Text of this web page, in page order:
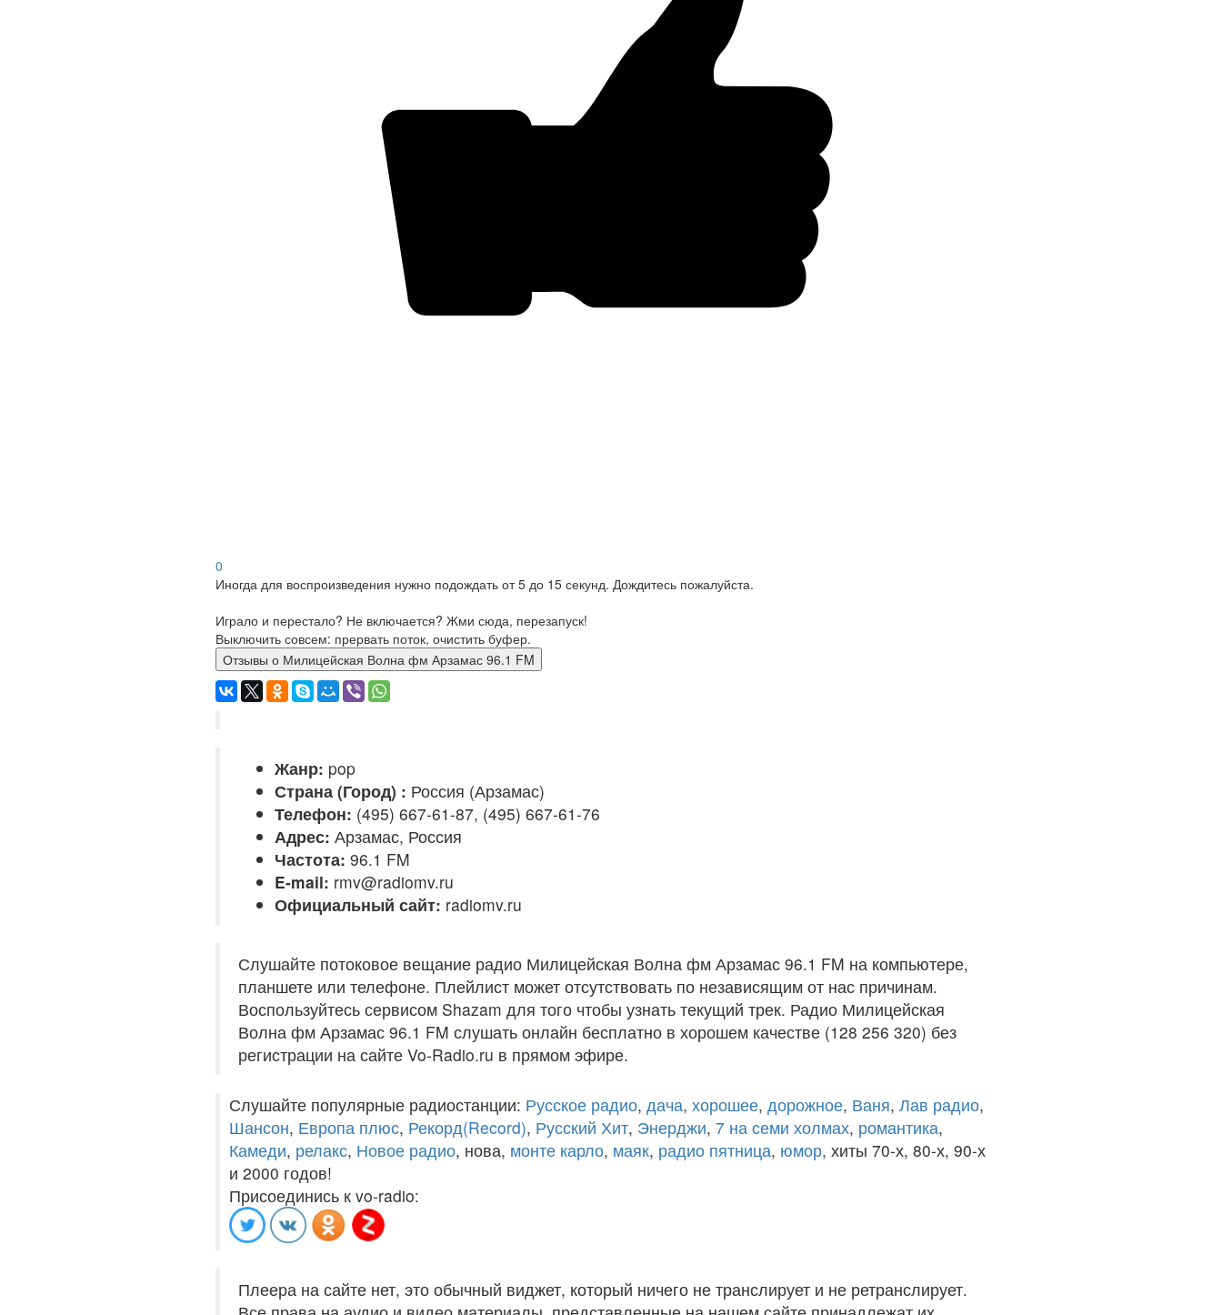
0
Иногда для воспроизведения нужно подождать от 5 до 15 секунд. Дождитесь пожалуйста.
Играло и перестало? Не включается? Жми сюда, перезапуск!
Выключить совсем: прервать поток, очистить буфер.
Отзывы о Милицейская Волна фм Арзамас 96.1 FM
Жанр: pop
Страна (Город) : Россия (Арзамас)
Телефон: (495) 667-61-87, (495) 667-61-76
Адрес: Арзамас, Россия
Частота: 96.1 FM
E-mail: rmv@radiomv.ru
Официальный сайт: radiomv.ru
Слушайте потоковое вещание радио Милицейская Волна фм Арзамас 96.1 FM на компьютере,
планшете или телефоне. Плейлист может отсутствовать по независящим от нас причинам.
Воспользуйтесь сервисом Shazam для того чтобы узнать текущий трек. Радио Милицейская
Волна фм Арзамас 96.1 FM слушать онлайн бесплатно в хорошем качестве (128 256 320) без
регистрации на сайте Vo-Radio.ru в прямом эфире.
Слушайте популярные радиостанции: Русское радио, дача, хорошее, дорожное, Ваня, Лав радио,
Шансон, Европа плюс, Рекорд(Record), Русский Хит, Энерджи, 7 на семи холмах, романтика,
Камеди, релакс, Новое радио, нова, монте карло, маяк, радио пятница, юмор, хиты 70-х, 80-х, 90-х
и 2000 годов!
Присоединись к vo-radio:
Плеера на сайте нет, это обычный виджет, который ничего не транслирует и не ретранслирует.